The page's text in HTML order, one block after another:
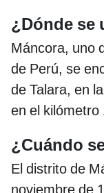
¿Dónde se
Máncora, uno
de Perú, se
de Talara, en
en el kilómetro
¿Cuándo
El distrito de